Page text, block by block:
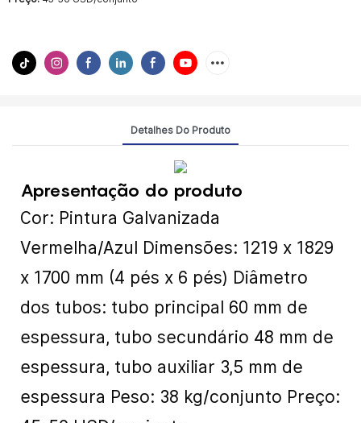
Detalhes Do Produto
Apresentação do produto
Cor: Pintura Galvanizada
Vermelha/Azul Dimensões: 1219 x 1829
x 1700 mm (4 pés x 6 pés) Diâmetro
dos tubos: tubo principal 60 mm de
espessura, tubo secundário 48 mm de
espessura, tubo auxiliar 3,5 mm de
espessura Peso: 38 kg/conjunto Preço: